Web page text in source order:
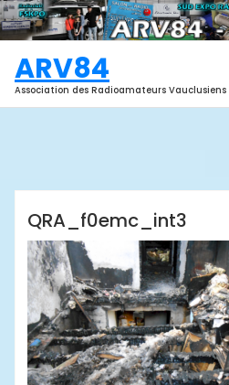
Aller
au
contenu
ARV84
Association des Radioamateurs Vauclusiens
QRA_f0emc_int3